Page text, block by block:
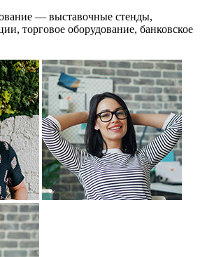
— выставочные стенды,
торговое оборудование, банковское